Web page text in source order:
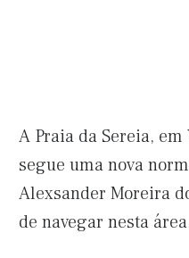
A Praia da Sereia,
segue uma nova
Alexsander Moreira
de navegar nesta